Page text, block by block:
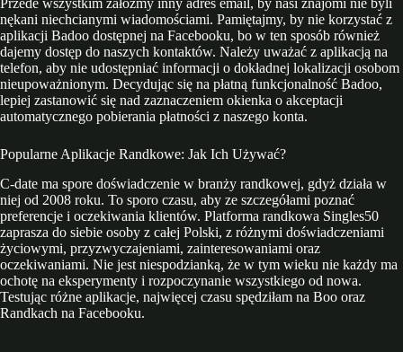
Przede wszystkim załóżmy inny adres email, by nasi znajomi nie byli
nękani niechcianymi wiadomościami. Pamiętajmy, by nie korzystać z
aplikacji Badoo dostępnej na Facebooku, bo w ten sposób również
dajemy dostęp do naszych kontaktów. Należy uważać z aplikacją na
telefon, aby nie udostępniać informacji o dokładnej lokalizacji osobom
nieupoważnionym. Decydując się na płatną funkcjonalność Badoo,
lepiej zastanowić się nad zaznaczeniem okienka o akceptacji
automatycznego pobierania płatności z naszego konta.
Popularne Aplikacje Randkowe: Jak Ich Używać?
C-date ma spore doświadczenie w branży randkowej, gdyż działa w
niej od 2008 roku. To sporo czasu, aby ze szczegółami poznać
preferencje i oczekiwania klientów. Platforma randkowa Singles50
zaprasza do siebie osoby z całej Polski, z różnymi doświadczeniami
życiowymi, przyzwyczajeniami, zainteresowaniami oraz
oczekiwaniami. Nie jest niespodzianką, że w tym wieku nie każdy ma
ochotę na eksperymenty i rozpoczynanie wszystkiego od nowa.
Testując różne aplikacje, najwięcej czasu spędziłam na Boo oraz
Randkach na Facebooku.